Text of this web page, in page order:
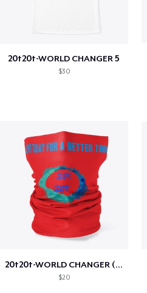
20t20t-WORLD CHANGER 5
$30
20t20t-WORLD CHANGER (special edition)
$20